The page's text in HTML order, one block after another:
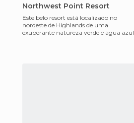
Northwest Point Resort
Este belo resort está localizado no
nordeste de Highlands de uma
exuberante natureza verde e água azul